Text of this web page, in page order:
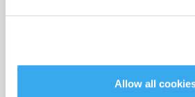
Allow all